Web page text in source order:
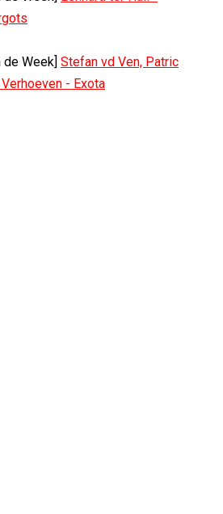
de Week] Stefan vd Ven, Patric
- Exota